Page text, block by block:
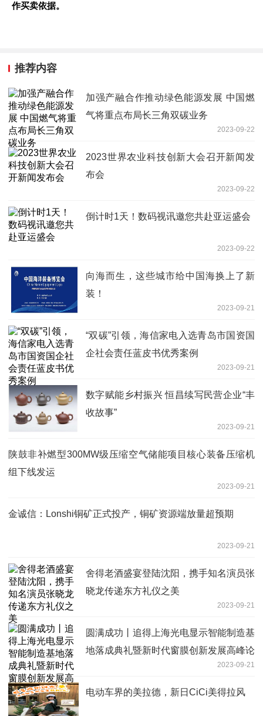
作买卖依据。
推荐内容
加强产融合作推动绿色能源发展 中国燃
气将重点布局长三角双碳业务
2023-09-22
2023世界农业科技创新大会召开新闻发
布会
2023-09-22
倒计时1天！数码视讯邀您共赴亚运盛会
2023-09-22
向海而生，这些城市给中国海换上了新
装！
2023-09-21
“双碳”引领，海信家电入选青岛市国资国
企社会责任蓝皮书优秀案例
2023-09-21
数字赋能乡村振兴 恒昌续写民营企业“丰
收故事”
2023-09-21
陕鼓非补燃型300MW级压缩空气储能项目核心装备压缩机
组下线发运
2023-09-21
金诚信：Lonshi铜矿正式投产，铜矿资源端放量超预期
2023-09-21
舍得老酒盛宴登陆沈阳，携手知名演员张
晓龙传递东方礼仪之美
2023-09-21
圆满成功丨追得上海光电显示智能制造基
地落成典礼暨新时代窗膜创新发展高峰论
2023-09-21
电动车界的美拉德，新日CiCi美得拉风